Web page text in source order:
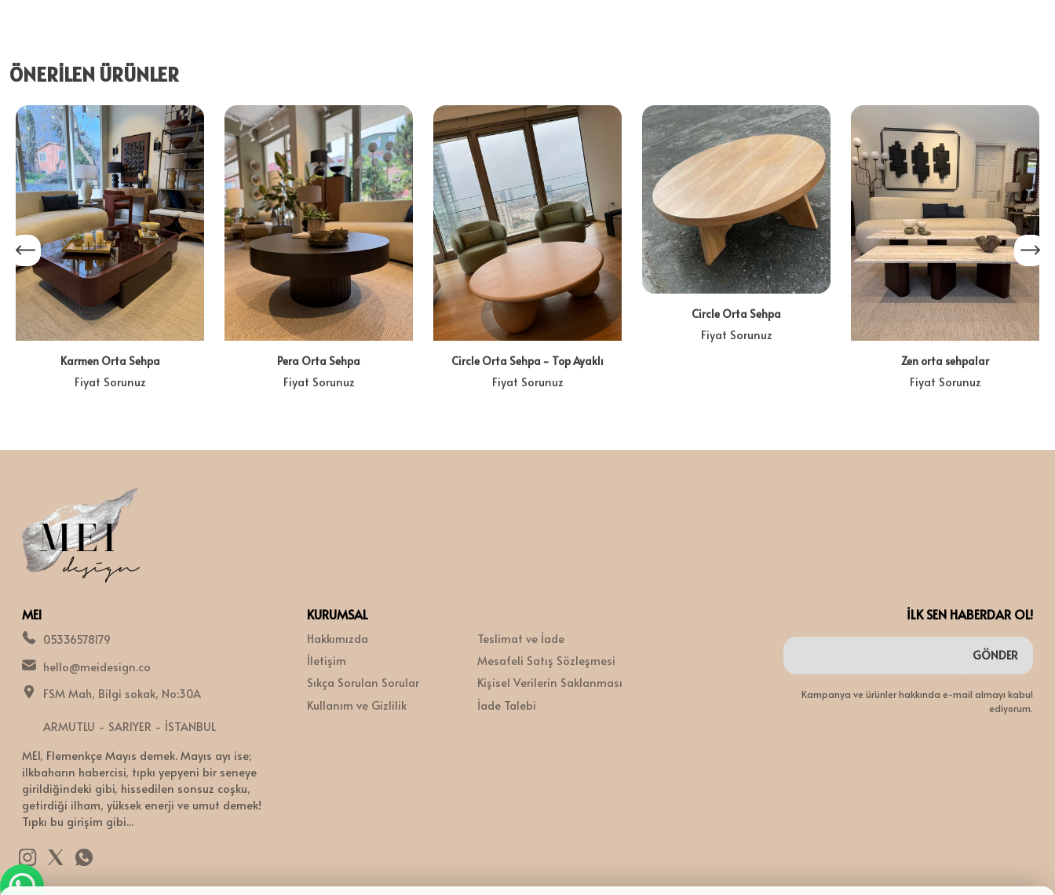
ÖNERİLEN ÜRÜNLER
Karmen Orta Sehpa
Fiyat Sorunuz
Pera Orta Sehpa
Fiyat Sorunuz
Circle Orta Sehpa - Top Ayaklı
Fiyat Sorunuz
Circle Orta Sehpa
Fiyat Sorunuz
Zen orta sehpalar
Fiyat Sorunuz
MEI
05336578179
hello@meidesign.co
FSM Mah, Bilgi sokak, No:30A
ARMUTLU - SARIYER - İSTANBUL
MEI, Flemenkçe Mayıs demek. Mayıs ayı ise;
ilkbaharın habercisi, tıpkı yepyeni bir seneye
girildiğindeki gibi, hissedilen sonsuz coşku,
getirdiği ilham, yüksek enerji ve umut demek!
Tıpkı bu girişim gibi...
KURUMSAL
Hakkımızda
İletişim
Sıkça Sorulan Sorular
Kullanım ve Gizlilik
Teslimat ve İade
Mesafeli Satış Sözleşmesi
Kişisel Verilerin Saklanması
İade Talebi
İLK SEN HABERDAR OL!
GÖNDER
Kampanya ve ürünler hakkında e-mail almayı kabul
ediyorum.